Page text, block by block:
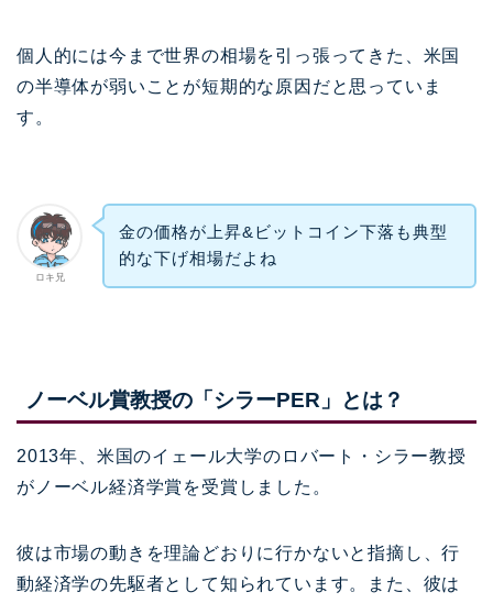
個人的には今まで世界の相場を引っ張ってきた、米国
の半導体が弱いことが短期的な原因だと思っていま
す。
ロキ兄
金の価格が上昇&ビットコイン下落も典型
的な下げ相場だよね
ノーベル賞教授の「シラーPER」とは？
2013年、米国のイェール大学のロバート・シラー教授
がノーベル経済学賞を受賞しました。
彼は市場の動きを理論どおりに行かないと指摘し、行
動経済学の先駆者として知られています。また、彼は